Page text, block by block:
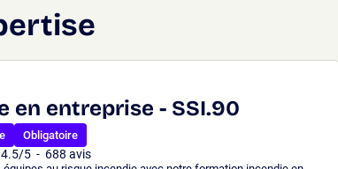
en entreprise - SSI.90
Obligatoire
4.5/5 - 688 avis